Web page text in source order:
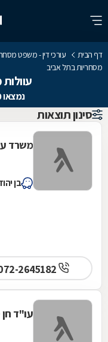
דף הבית עורכי דין - משפט
מסחריות בתל אביב
נמצאו 10 עו"ד משפט מסחרי
סינון תוצאות
משרד
בן יהודה 32,
עו"ד